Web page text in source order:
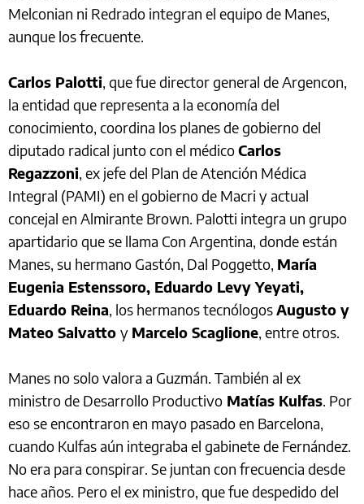
Melconian ni Redrado integran el equipo de Manes,
aunque los frecuente.
Carlos Palotti, que fue director general de Argencon,
la entidad que representa a la economía del
conocimiento, coordina los planes de gobierno del
diputado radical junto con el médicoCarlos
Regazzoni, ex jefe del Plan de Atención Médica
Integral (PAMI) en el gobierno de Macri y actual
concejal en Almirante Brown. Palotti integra un grupo
apartidario que se llama Con Argentina, donde están
Manes, su hermano Gastón, Dal Poggetto, María
Eugenia Estenssoro, Eduardo Levy Yeyati,
Eduardo Reina, los hermanos tecnólogosAugusto y
Mateo Salvatto y Marcelo Scaglione, entre otros.
Manes no solo valora a Guzmán. También al ex
ministro de Desarrollo Productivo Matías Kulfas. Por
eso se encontraron en mayo pasado en Barcelona,
cuando Kulfas aún integraba el gabinete de Fernández.
No era para conspirar. Se juntan con frecuencia desde
hace años. Pero el ex ministro, que fue despedido del